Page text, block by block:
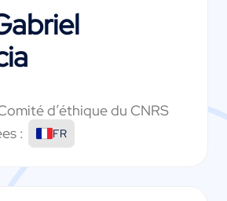
d’éthique du CNRS
:
FR